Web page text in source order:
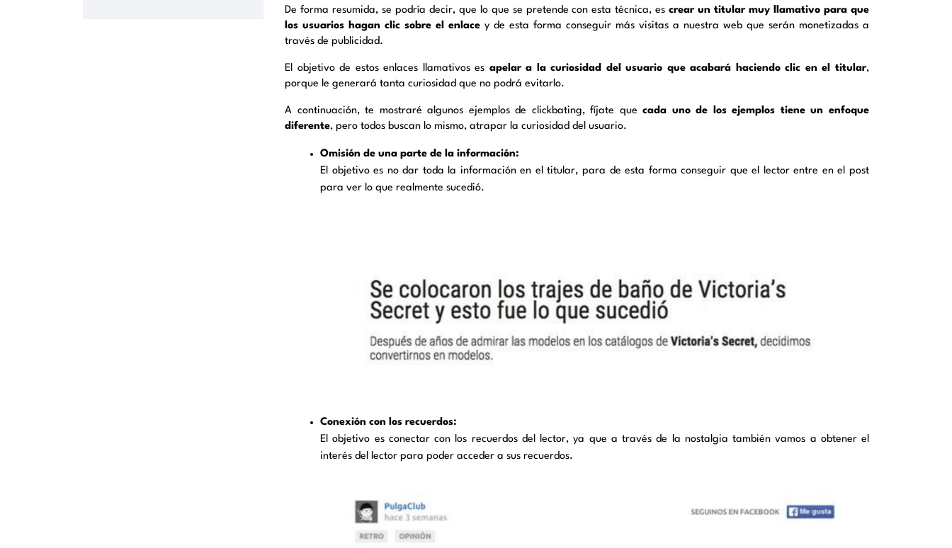
De forma resumida, se podría decir, que lo que se pretende con esta técnica, escrear un titular muy llamativo para que
los usuarios hagan clic sobre el enlace y de esta forma conseguir más visitas a nuestra web que serán monetizadas a
través de publicidad.
El objetivo de estos enlaces llamativos es apelar a la curiosidad del usuario que acabará haciendo clic en el titular,
porque le generará tanta curiosidad que no podrá evitarlo.
A continuación, te mostraré algunos ejemplos de clickbating, fíjate quecada uno de los ejemplos tiene un enfoque
diferente, pero todos buscan lo mismo, atrapar la curiosidad del usuario.
Omisión de una parte de la información:
El objetivo es no dar toda la información en el titular, para de esta forma conseguir que el lector entre en el post
para ver lo que realmente sucedió.
Conexión con los recuerdos:
El objetivo es conectar con los recuerdos del lector, ya que a través de la nostalgia también vamos a obtener el
interés del lector para poder acceder a sus recuerdos.